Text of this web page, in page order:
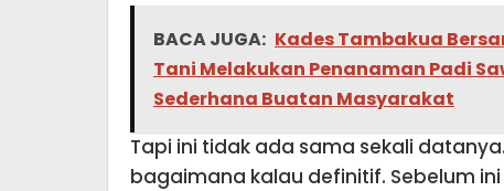
BACA JUGA: Kades Tambakua
Tani Melakukan Penanaman Padi
Sederhana Buatan Masyarakat
Tapi ini tidak ada sama sekali
bagaimana kalau definitif. Sebelum